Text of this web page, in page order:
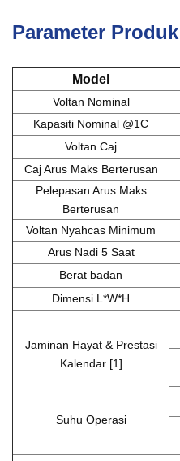
Parameter Produk
Model
Voltan Nominal
Kapasiti Nominal @1C
Voltan Caj
Caj Arus Maks Berterusan
Pelepasan Arus Maks
Berterusan
Voltan Nyahcas Minimum
Arus Nadi 5 Saat
Berat badan
Dimensi L*W*H
Jaminan Hayat & Prestasi
Kalendar [1]
Suhu Operasi